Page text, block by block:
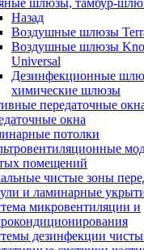
Назад
Воздушные шлюзы
Воздушные шлюзы
Universal
Дезинфекционные
химические шлюзы
передаточные
окна
потолки
помещений
чистые зоны
и ламинарные
микровентиляции и
дезинфекции